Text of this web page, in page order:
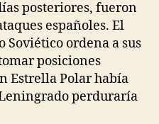
posteriores, fueron
españoles. El
Soviético ordena a sus
posiciones
Estrella Polar había
perduraría